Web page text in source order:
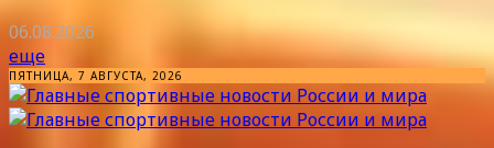
06.08.2026
еще
ПЯТНИЦА, 7 АВГУСТА, 2026